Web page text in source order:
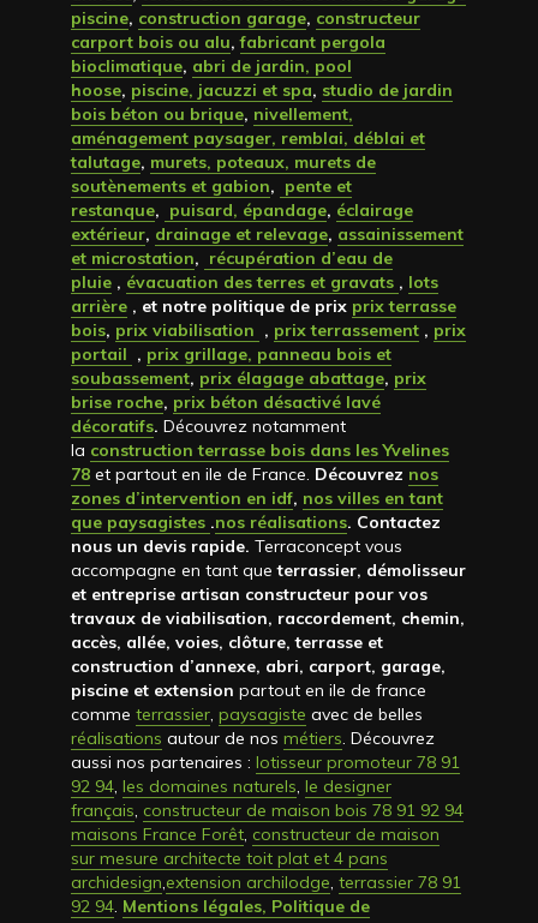
piscine, construction garage, constructeur
carport bois ou alu,fabricant pergola
bioclimatique, abri de jardin, pool
hoose, piscine, jacuzzi et spa, studio de jardin
bois béton ou brique, nivellement,
aménagement paysager, remblai, déblai et
talutage, murets, poteaux, murets de
soutènements et gabion, pente et
restanque, puisard, épandage, éclairage
extérieur, drainage et relevage, assainissement
et microstation, récupération d’eau de
pluie , évacuation des terres et gravats , lots
arrière , et notre politique de prix prix terrasse
bois, prix viabilisation , prix terrassement , prix
portail , prix grillage, panneau bois et
soubassement, prix élagage abattage, prix
brise roche, prix béton désactivé lavé
décoratifs. Découvrez notamment
la construction terrasse bois dans les Yvelines
78 et partout en ile de France. Découvrez nos
zones d’intervention en idf, nos villes en tant
que paysagistes .nos réalisations. Contactez
nous un devis rapide. Terraconcept vous
accompagne en tant queterrassier, démolisseur
et entreprise artisan constructeur pour vos
travaux de viabilisation, raccordement, chemin,
accès, allée, voies, clôture, terrasse et
construction d’annexe, abri, carport, garage,
piscine et extension partout en ile de france
comme terrassier, paysagiste avec de belles
réalisations autour de nos métiers. Découvrez
aussi nos partenaires : lotisseur promoteur 78 91
92 94, les domaines naturels, le designer
français, constructeur de maison bois 78 91 92 94
maisons France Forêt, constructeur de maison
sur mesure architecte toit plat et 4 pans
archidesign,extension archilodge, terrassier 78 91
92 94. Mentions légales, Politique de